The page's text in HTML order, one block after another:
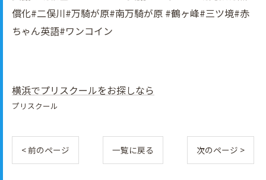
償化#二俣川#万騎が原#南万騎が原 #鶴ヶ峰#三ツ境#赤
ちゃん英語#ワンコイン
横浜でプリスクールをお探しなら
プリスクール
< 前のページ 一覧に戻る 次のページ >